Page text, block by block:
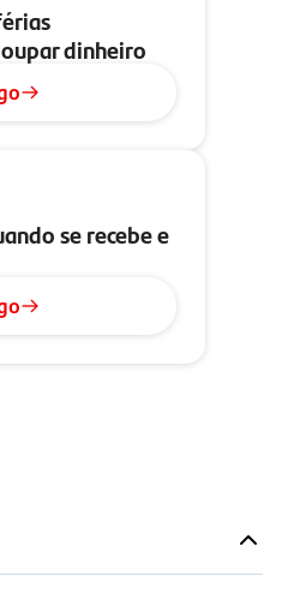
dinheiro
se recebe e